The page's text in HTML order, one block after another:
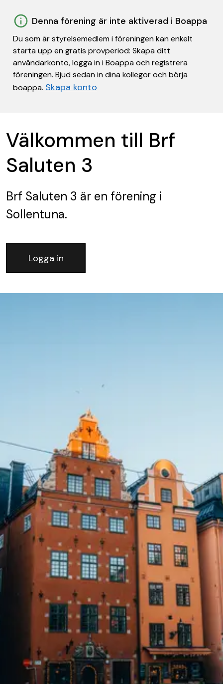
Denna förening är inte aktiverad i Boappa
Du som är styrelsemedlem i föreningen kan enkelt
starta upp en gratis provperiod: Skapa ditt
användarkonto, logga in i Boappa och registrera
föreningen. Bjud sedan in dina kollegor och börja
boappa. Skapa konto
Välkommen till Brf
Saluten 3
Brf Saluten 3 är en förening i
Sollentuna.
Logga in